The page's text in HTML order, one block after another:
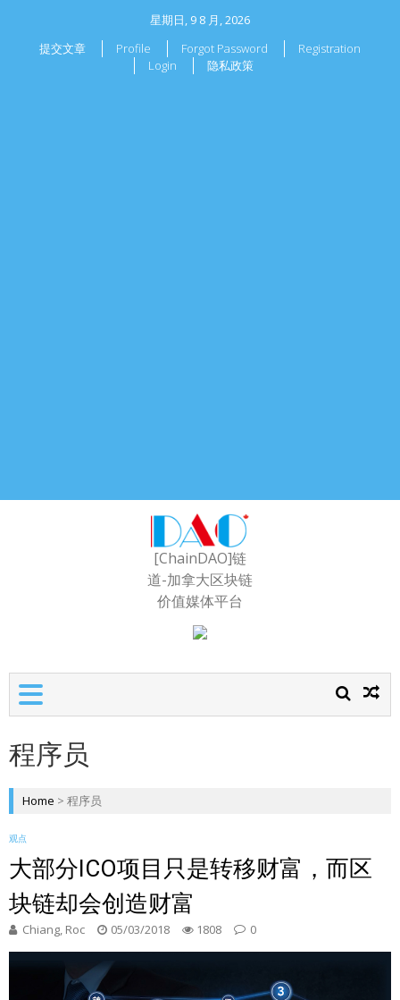
星期日, 9 8 月, 2026
提交文章
Profile Forgot Password
Registration
Login
隐私政策
[ChainDAO]链
道-加拿大区块链
价值媒体平台
程序员
Home > 程序员
观点
大部分ICO项目只是转移财富，而区
块链却会创造财富
Chiang, Roc 05/03/2018 1808 0